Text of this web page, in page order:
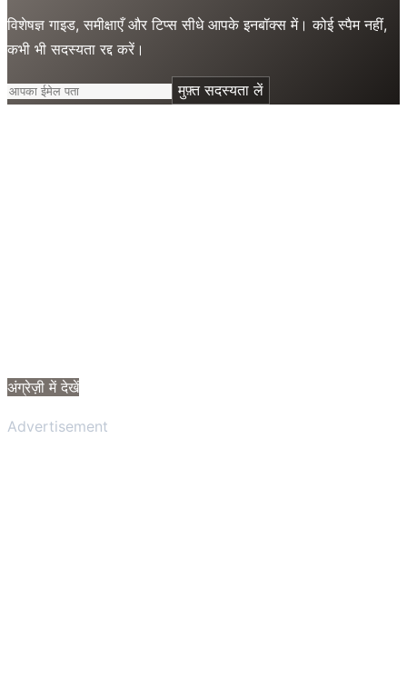
विशेषज्ञ गाइड, समीक्षाएँ और टिप्स सीधे आपके इनबॉक्स में। कोई स्पैम नहीं,
कभी भी सदस्यता रद्द करें।
मुफ़्त सदस्यता लें
अंग्रेज़ी में देखें
Advertisement